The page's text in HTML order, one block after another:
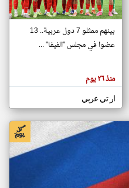
تغيير الدولة
جزر القمر على مدار الساعة
جزر القمر العاجلة والمباشرة
بينهم ممثلو 7 دول عربية.. 13
عضوا في مجلس "الفيفا" ...
منذ ٢٦ يوم
ار تي عربي
klyoum.com